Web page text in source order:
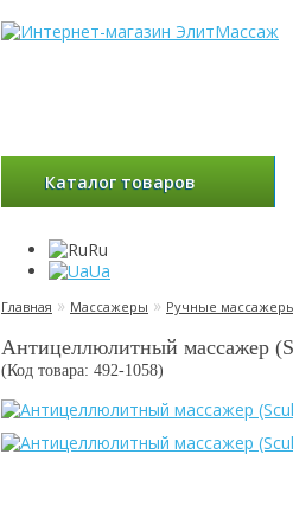
Каталог товаров
Ru
Ua
Главная » Массажеры » Ручные
Антицеллюлитный массажер
(Код товара: 492-1058)